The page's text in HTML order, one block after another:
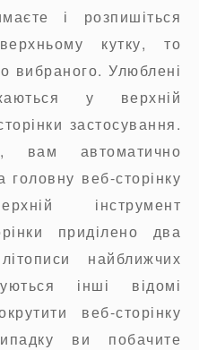
і розпишіться
кутку, то
вибраного. Улюблені
у верхній
застосування.
вам автоматично
веб-сторінку
інструмент
приділено два
найближчих
інші відомі
веб-сторінку
ви побачите